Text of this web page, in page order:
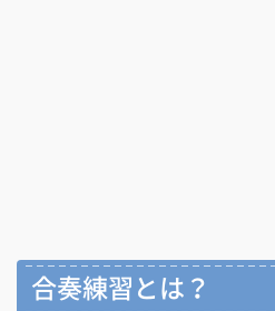
合奏練習とは？